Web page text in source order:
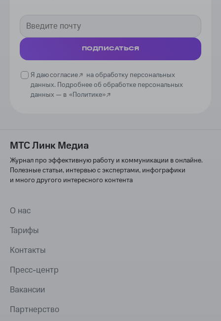
ПОДПИСАТЬСЯ
Я даюсогласие
на обработку персональных
данных. Подробнее об обработке персональных
данных — в «Политике»
МТС Линк Медиа
Журнал про эффективную работу и коммуникации в онлайне.
Полезные статьи, интервью с экспертами, инфографики
и много другого интересного контента
О нас
Тарифы
Контакты
Пресс-центр
Вакансии
Партнерство